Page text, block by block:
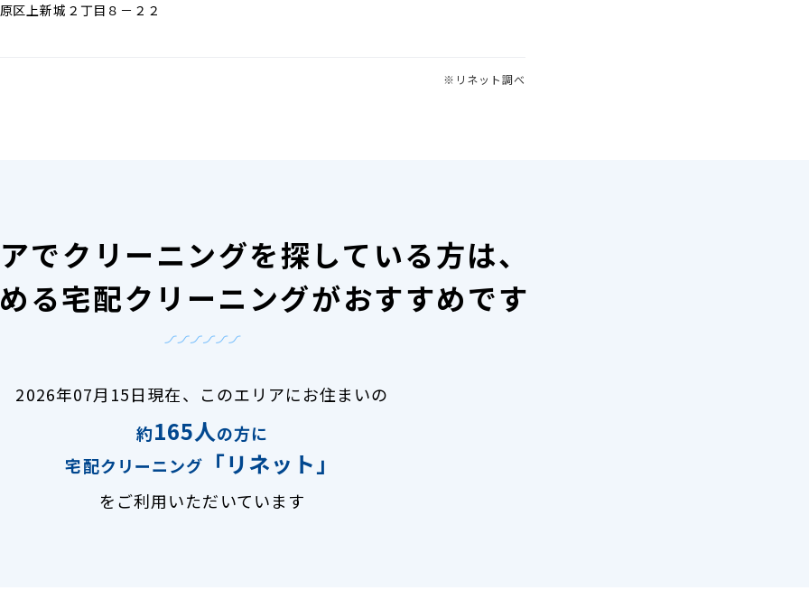
区上新城２丁目８－２２
※リネット調べ
でクリーニングを探している方は、
る宅配クリーニングがおすすめです
2026年07月15日現在、
このエリアにお住まいの
約165人の方に
宅配クリーニング
「リネット」
をご利用いただいています